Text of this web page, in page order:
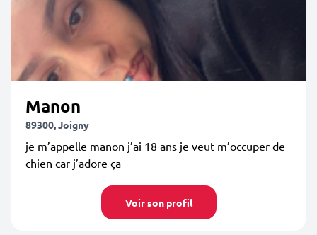
Manon
89300, Joigny
je m’appelle manon j’ai 18 ans je veut m’occuper de
chien car j’adore ça
Voir son profil